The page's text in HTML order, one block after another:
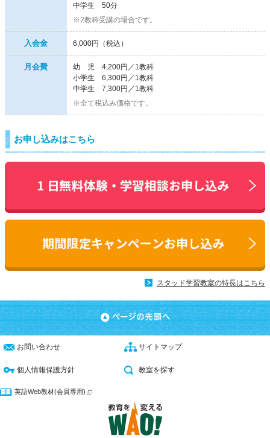
中学生 50分
※2教科受講の場合です。
入会金 6,000円（税込）
月会費
幼 児 4,200円／1教科
小学生 6,300円／1教科
中学生 7,300円／1教科
※全て税込み価格です。
お申し込みはこちら
スタッド学習教室の特長はこちら
お問い合わせ サイトマップ
個人情報保護方針 教室を探す
英語Web教材(会員専用)